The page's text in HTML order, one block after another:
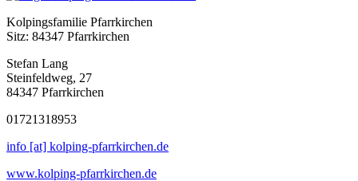
Kolpingsfamilie Pfarrkirchen
Sitz: 84347 Pfarrkirchen
Stefan Lang
Steinfeldweg, 27
84347 Pfarrkirchen
01721318953
info [at] kolping-pfarrkirchen.de
www.kolping-pfarrkirchen.de